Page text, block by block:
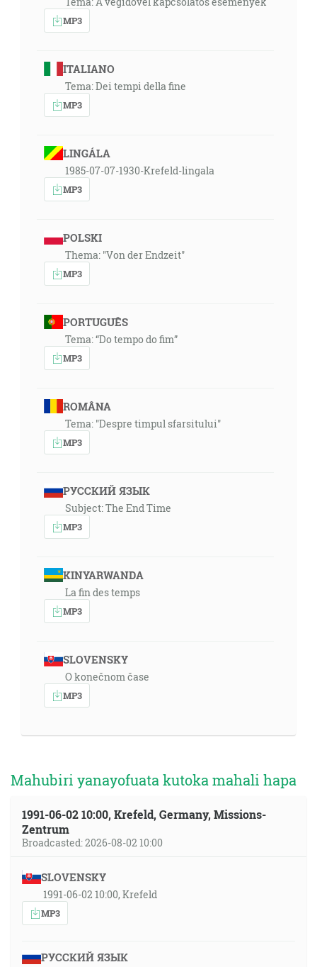
MP3
ITALIANO
Tema: Dei tempi della fine
MP3
LINGÁLA
1985-07-07-1930-Krefeld-lingala
MP3
POLSKI
Thema: "Von der Endzeit"
MP3
PORTUGUÊS
Tema: “Do tempo do fim”
MP3
ROMÂNA
Tema: "Despre timpul sfarsitului"
MP3
РУССКИЙ ЯЗЫК
Subject: The End Time
MP3
KINYARWANDA
La fin des temps
MP3
SLOVENSKY
O konečnom čase
MP3
Mahubiri yanayofuata kutoka mahali hapa
1991-06-02 10:00, Krefeld, Germany, Missions-
Zentrum
Broadcasted: 2026-08-02 10:00
SLOVENSKY
1991-06-02 10:00, Krefeld
MP3
РУССКИЙ ЯЗЫК